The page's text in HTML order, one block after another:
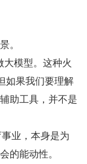
。
模型。这种火
如果我们要理解
助工具，并不是
业，本身是为
的能动性。